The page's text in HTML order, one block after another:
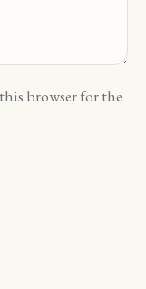
browser for the